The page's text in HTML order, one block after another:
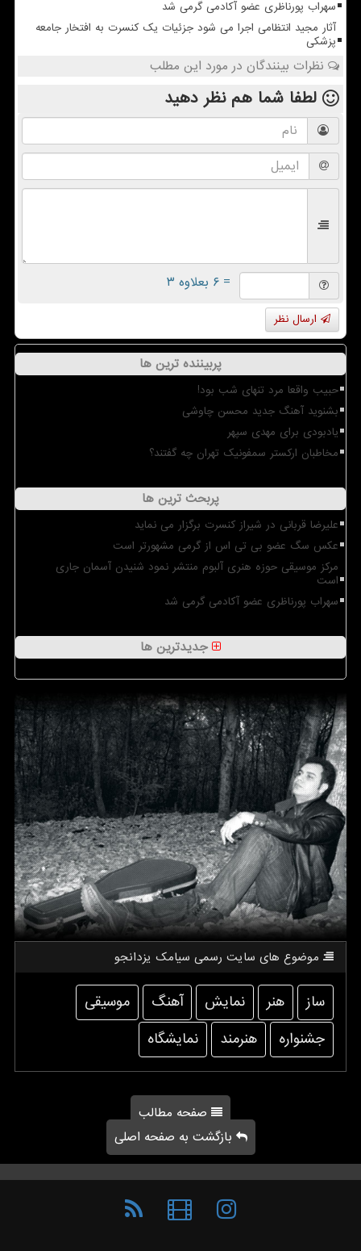
سهراب پورناظری عضو آکادمی گرمی شد
آثار مجید انتظامی اجرا می شود جزئیات یک کنسرت به افتخار جامعه
پزشکی
نظرات بینندگان در مورد این مطلب
لطفا شما همنظر دهید
= ۶ بعلاوه ۳
ارسال نظر
پربیننده ترین ها
حبیب واقعا مرد تنهای شب بود!
بشنوید آهنگ جدید محسن چاوشی
یادبودی برای مهدی سپهر
مخاطبان ارکستر سمفونیک تهران چه گفتند؟
پربحث ترین ها
علیرضا قربانی در شیراز کنسرت برگزار می نماید
عکس سگ عضو بی تی اس از گرمی مشهورتر است
مرکز موسیقی حوزه هنری آلبوم منتشر نمود شنیدن آسمان جاری
است
سهراب پورناظری عضو آکادمی گرمی شد
جدیدترین ها
موضوع های سایت رسمی سیامك یزدانجو
ساز هنر نمایش آهنگ
موسیقی
جشنواره
هنرمند نمایشگاه
صفحه مطالب
بازگشت به صفحه اصلی